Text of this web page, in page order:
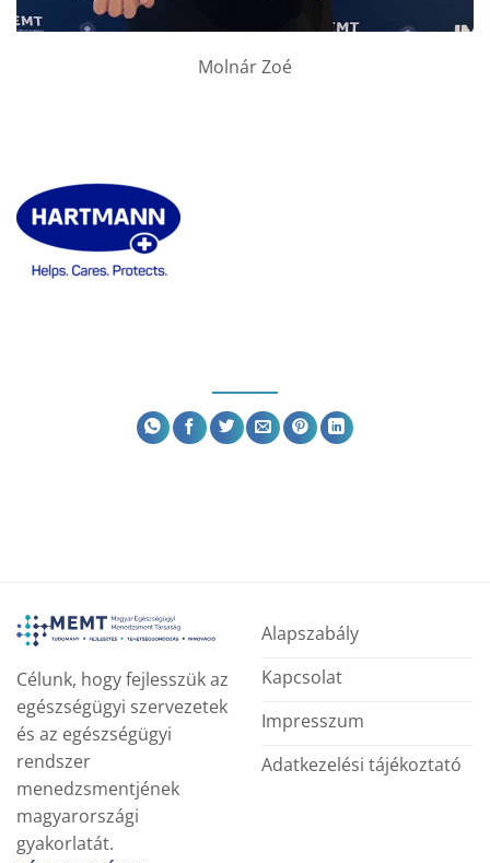
Molnár Zoé
Célunk, hogy fejlesszük az
egészségügyi szervezetek
és az egészségügyi
rendszer
menedzsmentjének
magyarországi
gyakorlatát.
Alapszabály
Kapcsolat
Impresszum
Adatkezelési tájékoztató